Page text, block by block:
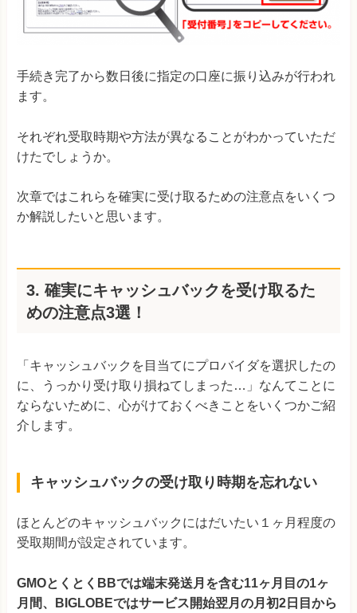
手続き完了から数日後に指定の口座に振り込みが行われ
ます。
それぞれ受取時期や方法が異なることがわかっていただ
けたでしょうか。
次章ではこれらを確実に受け取るための注意点をいくつ
か解説したいと思います。
3. 確実にキャッシュバックを受け取るた
めの注意点3選！
「キャッシュバックを目当てにプロバイダを選択したの
に、うっかり受け取り損ねてしまった…」なんてことに
ならないために、心がけておくべきことをいくつかご紹
介します。
キャッシュバックの受け取り時期を忘れない
ほとんどのキャッシュバックにはだいたい１ヶ月程度の
受取期間が設定されています。
GMOとくとくBBでは端末発送月を含む11ヶ月目の1ヶ
月間、BIGLOBEではサービス開始翌月の月初2日目から